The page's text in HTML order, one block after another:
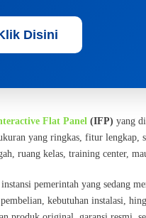
Disini
Flat Panel (IFP) yang
yang ringkas, fitur
ruang kelas, training center,
pemerintah yang sedang
kebutuhan instalasi,